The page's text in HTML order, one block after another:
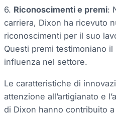
6. Riconoscimenti e premi:
carriera, Dixon ha ricevuto
riconoscimenti per il suo
Questi premi testimoniano
influenza nel settore.
Le caratteristiche di
attenzione all’artigianato e
di Dixon hanno contribuito